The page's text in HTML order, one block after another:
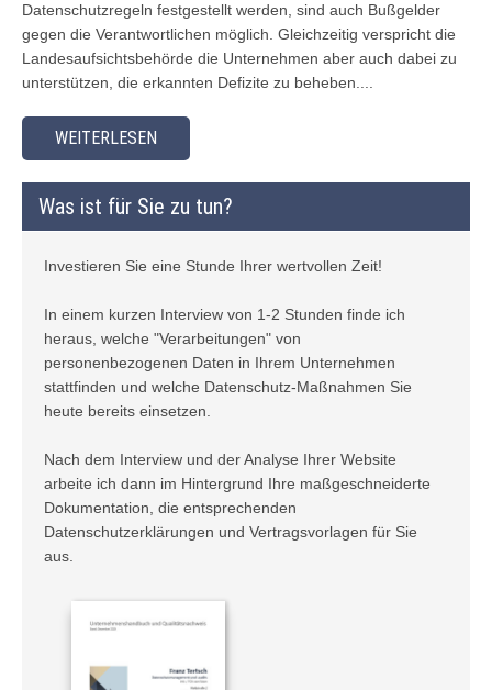
Datenschutzregeln festgestellt werden, sind auch Bußgelder
gegen die Verantwortlichen möglich. Gleichzeitig verspricht die
Landesaufsichtsbehörde die Unternehmen aber auch dabei zu
unterstützen, die erkannten Defizite zu beheben....
WEITERLESEN
Was ist für Sie zu tun?
Investieren Sie eine Stunde Ihrer wertvollen Zeit!
In einem kurzen Interview von 1-2 Stunden finde ich
heraus, welche "Verarbeitungen" von
personenbezogenen Daten in Ihrem Unternehmen
stattfinden und welche Datenschutz-Maßnahmen Sie
heute bereits einsetzen.
Nach dem Interview und der Analyse Ihrer Website
arbeite ich dann im Hintergrund Ihre maßgeschneiderte
Dokumentation, die entsprechenden
Datenschutzerklärungen und Vertragsvorlagen für Sie
aus.